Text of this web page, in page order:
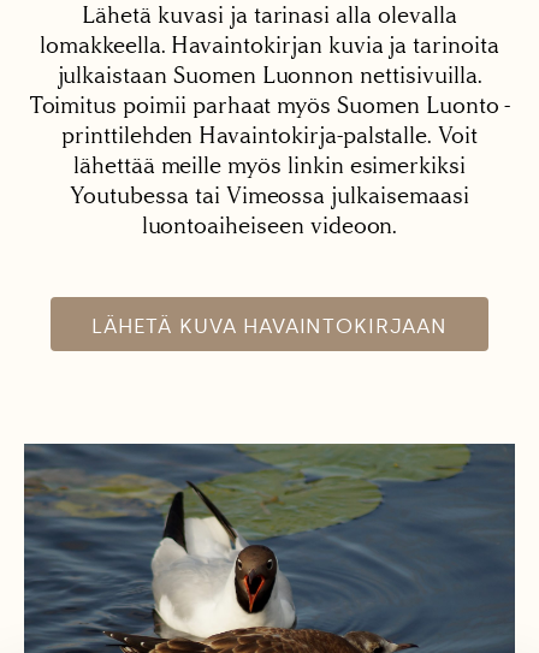
Lähetä kuvasi ja tarinasi alla olevalla
lomakkeella. Havaintokirjan kuvia ja tarinoita
julkaistaan Suomen Luonnon nettisivuilla.
Toimitus poimii parhaat myös Suomen Luonto -
printtilehden Havaintokirja-palstalle. Voit
lähettää meille myös linkin esimerkiksi
Youtubessa tai Vimeossa julkaisemaasi
luontoaiheiseen videoon.
LÄHETÄ KUVA HAVAINTOKIRJAAN